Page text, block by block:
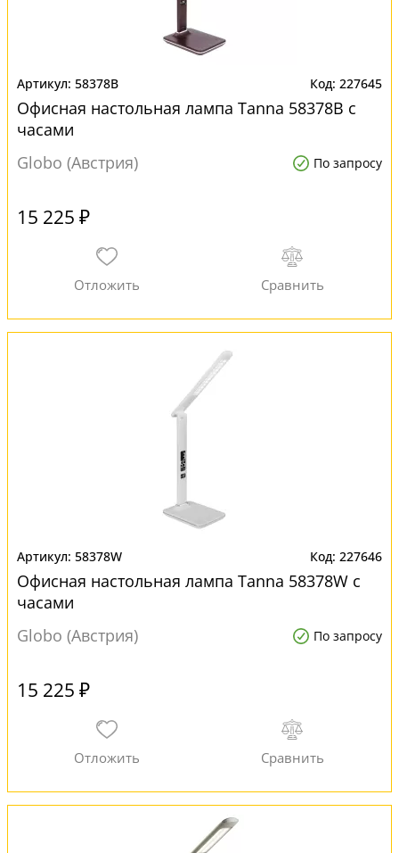
58378B 227645
Офисная настольная лампа Tanna 58378B с
часами
Globo (Австрия)
По запросу
15 225 ₽
58378W 227646
Офисная настольная лампа Tanna 58378W с
часами
Globo (Австрия)
По запросу
15 225 ₽